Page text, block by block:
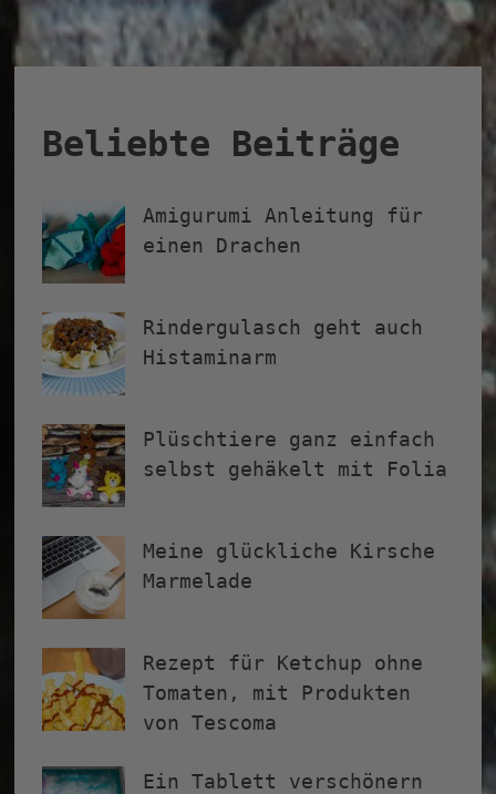
Beliebte Beiträge
Amigurumi Anleitung für
einen Drachen
Rindergulasch geht auch
Histaminarm
Plüschtiere ganz einfach
selbst gehäkelt mit Folia
Meine glückliche Kirsche
Marmelade
Rezept für Ketchup ohne
Tomaten, mit Produkten
von Tescoma
Ein Tablett verschönern